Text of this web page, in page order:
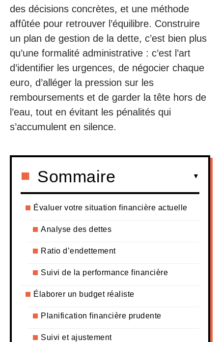
des décisions concrètes, et une méthode
affûtée pour retrouver l’équilibre. Construire
un plan de gestion de la dette, c’est bien plus
qu’une formalité administrative : c’est l’art
d’identifier les urgences, de négocier chaque
euro, d’alléger la pression sur les
remboursements et de garder la tête hors de
l’eau, tout en évitant les pénalités qui
s’accumulent en silence.
Sommaire
Évaluer votre situation financière actuelle
Analyse des dettes
Ratio d’endettement
Suivi de la performance financière
Élaborer un budget réaliste
Planification financière prudente
Suivi et ajustement